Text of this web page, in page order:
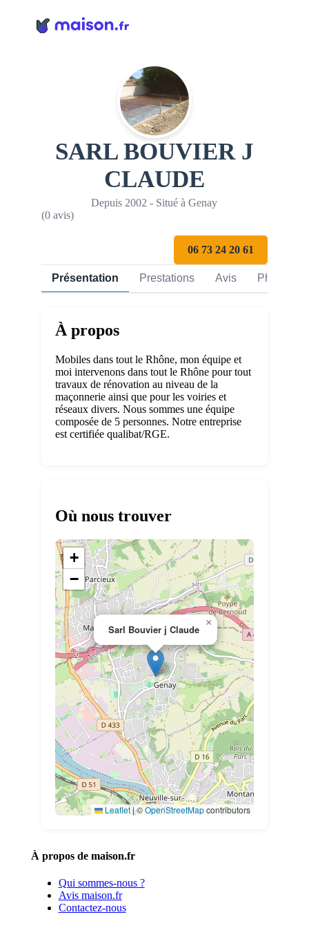
SARL BOUVIER J
CLAUDE
Depuis 2002 - Situé à Genay
(0 avis)
06 73 24 20 61
Présentation Prestations Avis Photos
À propos
Mobiles dans tout le Rhône, mon équipe et
moi intervenons dans tout le Rhône pour tout
travaux de rénovation au niveau de la
maçonnerie ainsi que pour les voiries et
réseaux divers. Nous sommes une équipe
composée de 5 personnes. Notre entreprise
est certifiée qualibat/RGE.
Où nous trouver
Sarl Bouvier j Claude
×
+
−
Leaflet|©OpenStreetMapcontributors
À propos de maison.fr
Qui sommes-nous ?
Avis maison.fr
Contactez-nous